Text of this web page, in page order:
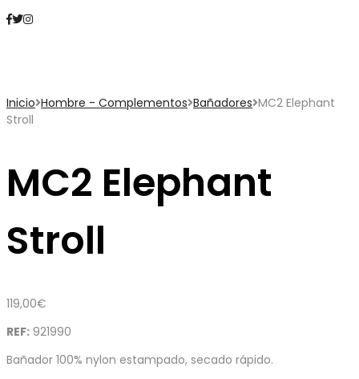
Inicio Hombre - Complementos Bañadores MC2 Elephant
Stroll
MC2 Elephant
Stroll
119,00€
REF: 921990
Bañador 100% nylon estampado, secado rápido.